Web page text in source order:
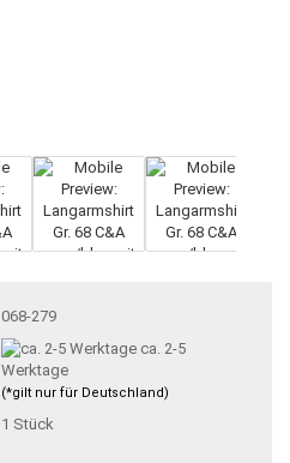
068-279
ca. 2-5
Werktage
(*gilt nur für Deutschland)
1 Stück